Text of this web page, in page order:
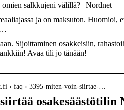
omien salkkujeni välillä? | Nordnet
ja on maksuton. Huomioi,
…
Sijoittaminen osakkeisiin,
Avaa tili jo tänään!
› faq › 3395-miten-voin-siirtae-…
osakesäästötilin